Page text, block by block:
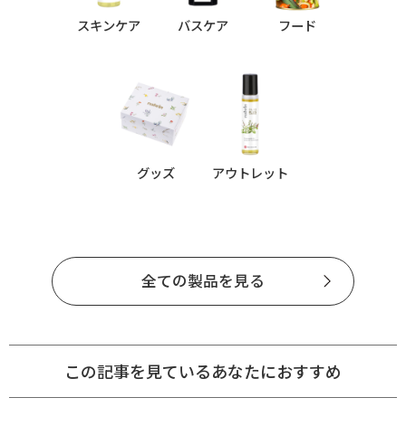
スキンケア バスケア フード
グッズ アウトレット
全ての製品を見る
この記事を見ているあなたにおすすめ